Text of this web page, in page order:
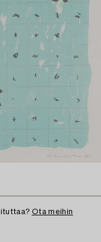
Ota meihin